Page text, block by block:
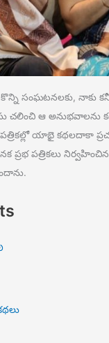
సంఘటనలకు, నాకు
చలించి ఆ అనుభవాలను
పత్రికల్లో యాభై కథలదాకా
ప్రభ పత్రికలు